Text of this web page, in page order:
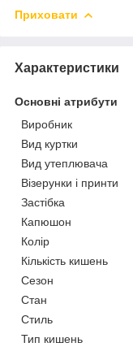
Приховати
Характеристики
Основні атрибути
Виробник
Вид куртки
Вид утеплювача
Візерунки і принти
Застібка
Капюшон
Колір
Кількість кишень
Сезон
Стан
Стиль
Тип кишень